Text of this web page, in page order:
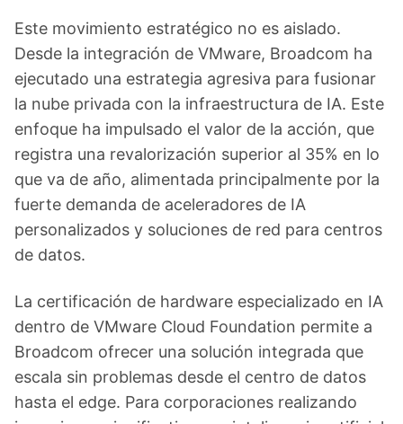
Este movimiento estratégico no es aislado.
Desde la integración de VMware, Broadcom ha
ejecutado una estrategia agresiva para fusionar
la nube privada con la infraestructura de IA. Este
enfoque ha impulsado el valor de la acción, que
registra una revalorización superior al 35% en lo
que va de año, alimentada principalmente por la
fuerte demanda de aceleradores de IA
personalizados y soluciones de red para centros
de datos.
La certificación de hardware especializado en IA
dentro de VMware Cloud Foundation permite a
Broadcom ofrecer una solución integrada que
escala sin problemas desde el centro de datos
hasta el edge. Para corporaciones realizando